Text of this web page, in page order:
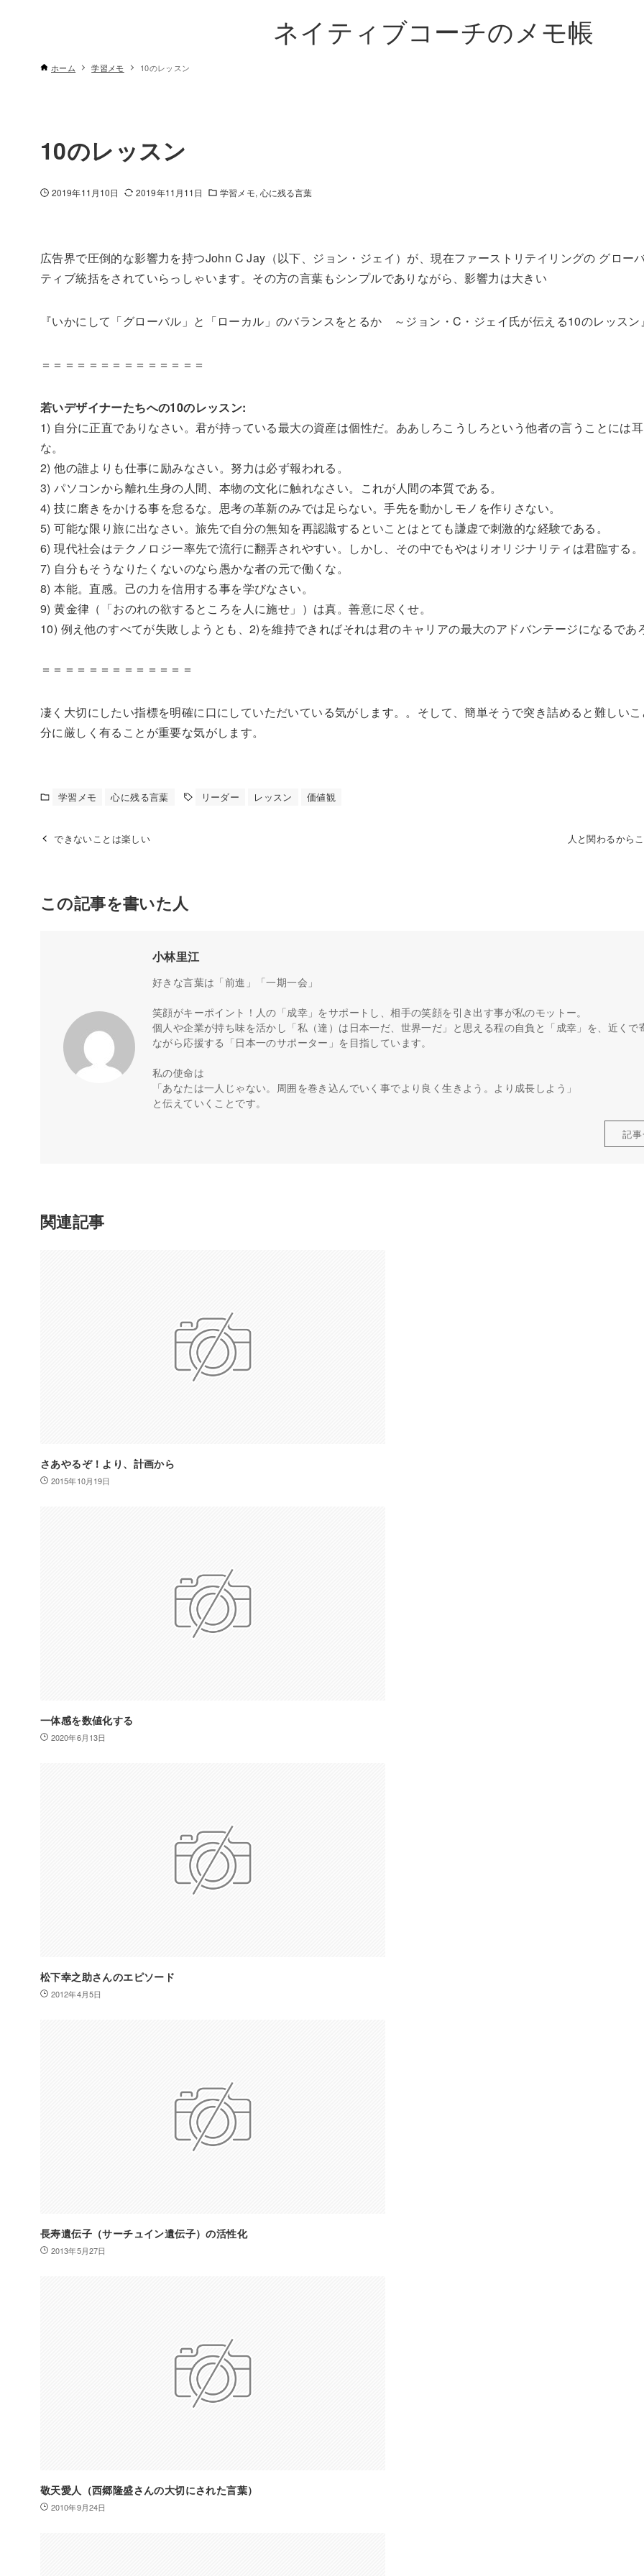
ネイティブコーチのメモ帳
ホーム 学習メモ 10のレッスン
10のレッスン
2019年11月10日 2019年11月11日 学習メモ 心に残る言葉
広告界で圧倒的な影響力を持つJohn C Jay（以下、ジョン・ジェイ）が、現在ファーストリテイリングの グロー
ティブ統括をされていらっしゃいます。その方の言葉もシンプルでありながら、影響力は大きい
『いかにして「グローバル」と「ローカル」のバランスをとるか ～ジョン・C・ジェイ氏が伝える10のレッスン
＝＝＝＝＝＝＝＝＝＝＝＝＝＝
若いデザイナーたちへの10のレッスン:
1) 自分に正直でありなさい。君が持っている最大の資産は個性だ。ああしろこうしろという他者の言うことには
な。
2) 他の誰よりも仕事に励みなさい。努力は必ず報われる。
3) パソコンから離れ生身の人間、本物の文化に触れなさい。これが人間の本質である。
4) 技に磨きをかける事を怠るな。思考の革新のみでは足らない。手先を動かしモノを作りさない。
5) 可能な限り旅に出なさい。旅先で自分の無知を再認識するといことはとても謙虚で刺激的な経験である。
6) 現代社会はテクノロジー率先で流行に翻弄されやすい。しかし、その中でもやはりオリジナリティは君臨する。
7) 自分もそうなりたくないのなら愚かな者の元で働くな。
8) 本能。直感。己の力を信用する事を学びなさい。
9) 黄金律（「おのれの欲するところを人に施せ」）は真。善意に尽くせ。
10) 例え他のすべてが失敗しようとも、2)を維持できればそれは君のキャリアの最大のアドバンテージになるであ
＝＝＝＝＝＝＝＝＝＝＝＝＝
凄く大切にしたい指標を明確に口にしていただいている気がします。。そして、簡単そうで突き詰めると難しいこ
分に厳しく有ることが重要な気がします。
学習メモ 心に残る言葉 リーダー レッスン 価値観
できないことは楽しい 人と関わるから
この記事を書いた人
小林里江
好きな言葉は「前進」「一期一会」
笑顔がキーポイント！人の「成幸」をサポートし、相手の笑顔を引き出す事が私のモットー。
個人や企業が持ち味を活かし「私（達）は日本一だ、世界一だ」と思える程の自負と「成幸」を、近くで
ながら応援する「日本一のサポーター」を目指しています。
私の使命は
「あなたは一人じゃない。周囲を巻き込んでいく事でより良く生きよう。より成長しよう」
と伝えていくことです。
記
関連記事
さあやるぞ！より、計画から
2015年10月19日
一体感を数値化する
2020年6月13日
松下幸之助さんのエピソード
2012年4月5日
長寿遺伝子（サーチュイン遺伝子）の活性化
2013年5月27日
敬天愛人（西郷隆盛さんの大切にされた言葉）
2010年9月24日